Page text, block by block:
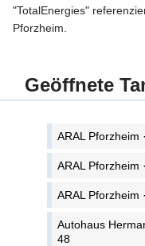
"TotalEnergies"
Pforzheim.
Geöffnete
ARAL Pforzheim
ARAL Pforzheim
ARAL Pforzheim
Autohaus
48